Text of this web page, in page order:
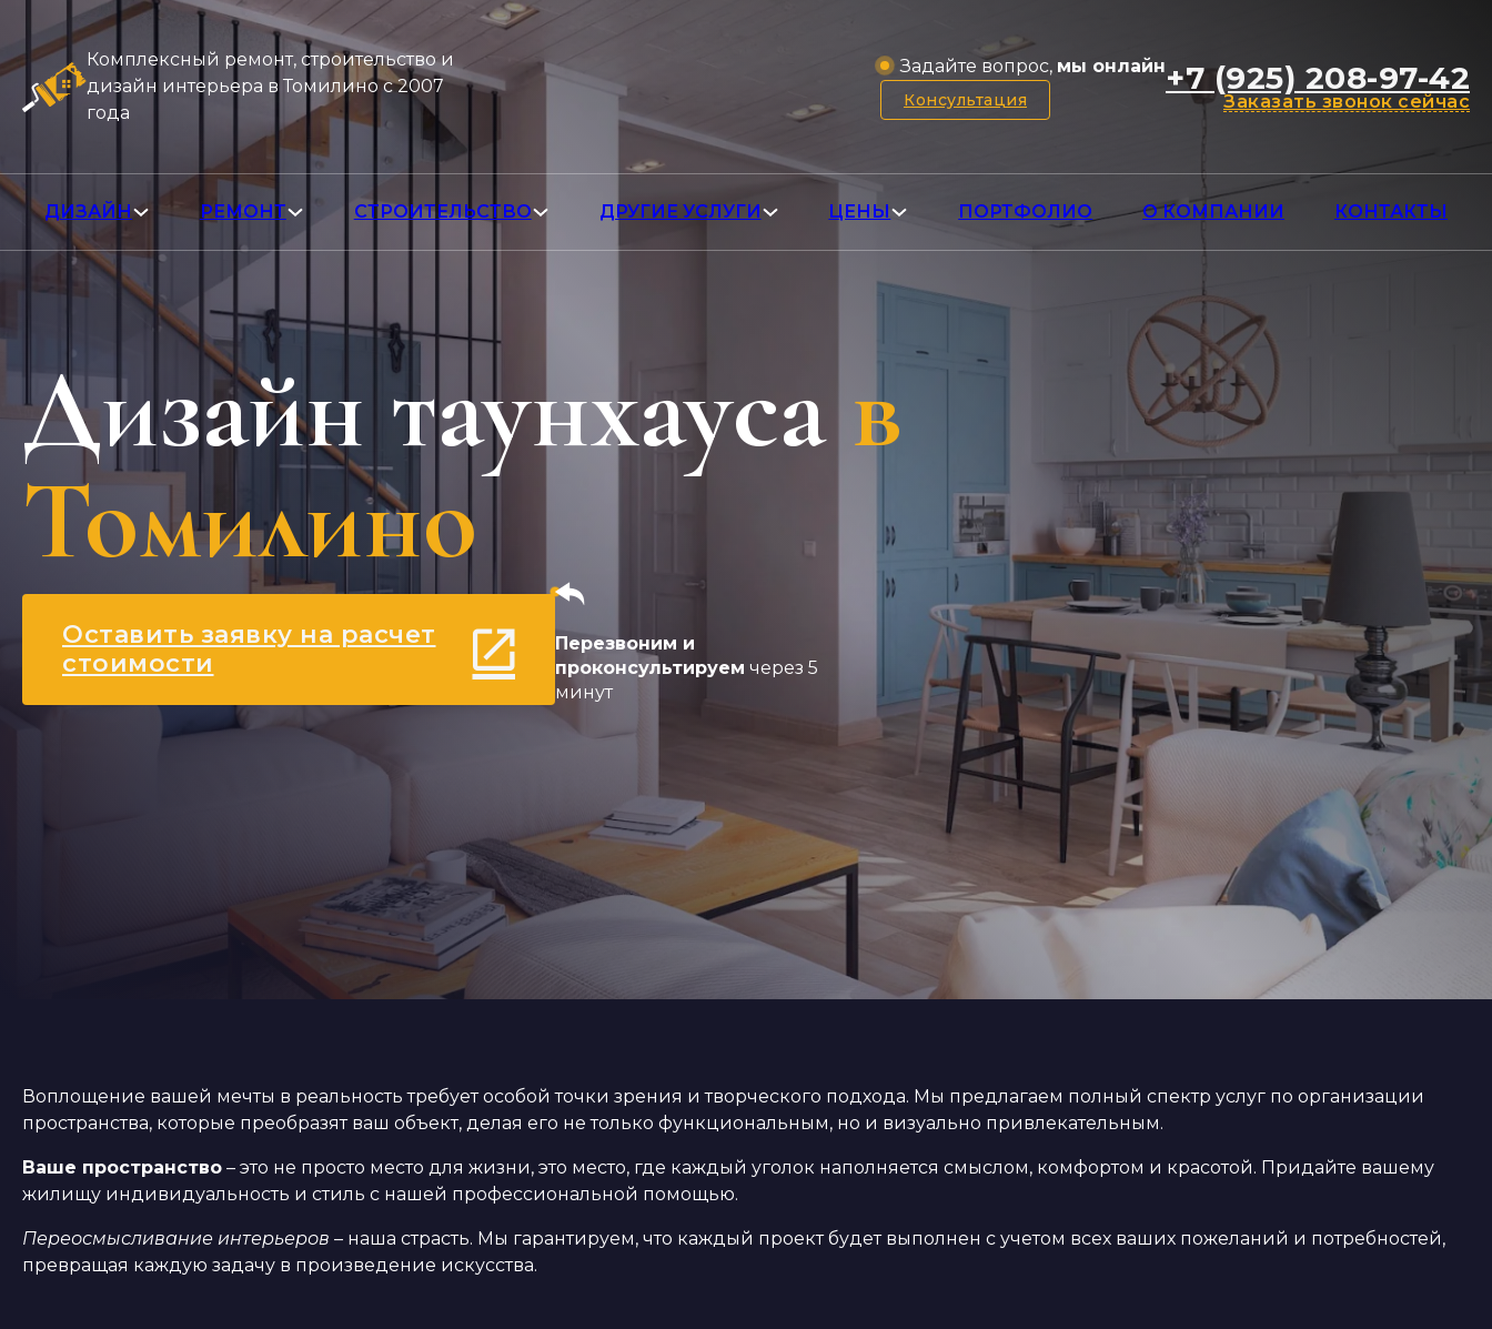
Комплексный ремонт, строительство и
дизайн интерьера в Томилино с 2007
года
Задайте вопрос, мы онлайн
Консультация
+7 (925) 208-97-42
Заказать звонок сейчас
ДИЗАЙН РЕМОНТ СТРОИТЕЛЬСТВО ДРУГИЕ УСЛУГИ ЦЕНЫ ПОРТФОЛИО О КОМПАНИИ КОНТАКТЫ
Дизайн таунхауса в
Томилино
Оставить заявку на расчет
стоимости
Перезвоним и
проконсультируем через 5
минут
Воплощение вашей мечты в реальность требует особой точки зрения и творческого подхода. Мы предлагаем полный спектр услуг по организации
пространства, которые преобразят ваш объект, делая его не только функциональным, но и визуально привлекательным.
Ваше пространство – это не просто место для жизни, это место, где каждый уголок наполняется смыслом, комфортом и красотой. Придайте вашему
жилищу индивидуальность и стиль с нашей профессиональной помощью.
Переосмысливание интерьеров – наша страсть. Мы гарантируем, что каждый проект будет выполнен с учетом всех ваших пожеланий и потребностей,
превращая каждую задачу в произведение искусства.